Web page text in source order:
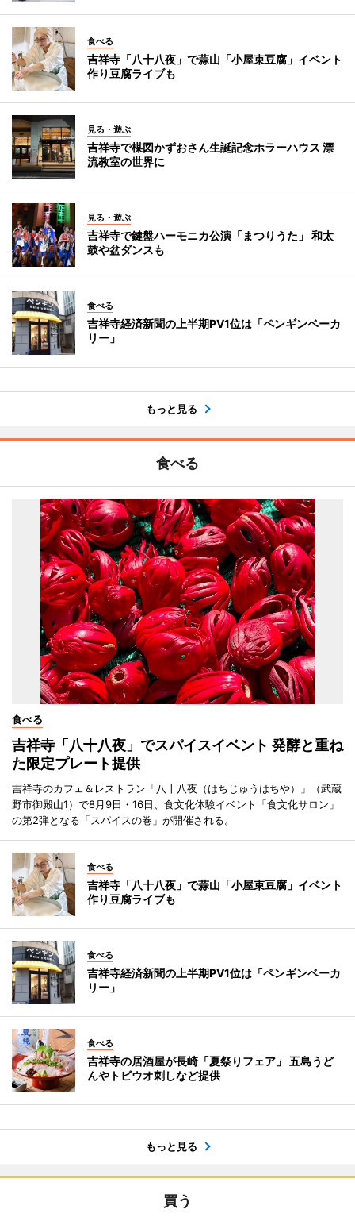
食べる
吉祥寺「八十八夜」で蒜山「小屋束豆腐」イベント
作り豆腐ライブも
見る・遊ぶ
吉祥寺で楳図かずおさん生誕記念ホラーハウス 漂
流教室の世界に
見る・遊ぶ
吉祥寺で鍵盤ハーモニカ公演「まつりうた」 和太
鼓や盆ダンスも
食べる
吉祥寺経済新聞の上半期PV1位は「ペンギンベーカ
リー」
もっと見る
食べる
食べる
吉祥寺「八十八夜」でスパイスイベント 発酵と重ね
た限定プレート提供
吉祥寺のカフェ＆レストラン「八十八夜（はちじゅうはちや）」（武蔵
野市御殿山1）で8月9日・16日、食文化体験イベント「食文化サロン」
の第2弾となる「スパイスの巻」が開催される。
食べる
吉祥寺「八十八夜」で蒜山「小屋束豆腐」イベント
作り豆腐ライブも
食べる
吉祥寺経済新聞の上半期PV1位は「ペンギンベーカ
リー」
食べる
吉祥寺の居酒屋が長崎「夏祭りフェア」 五島うど
んやトビウオ刺しなど提供
もっと見る
買う